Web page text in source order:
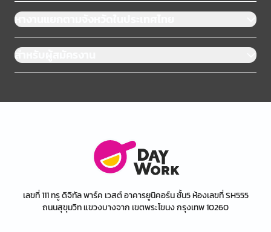
หางานแยกตามจังหวัดในประเทศไทย
สำหรับผู้สมัครงาน
เลขที่ 111 ทรู ดิจิทัล พาร์ค เวสต์ อาคารยูนิคอร์น ชั้น5 ห้องเลขที่ SH555
ถนนสุขุมวิท แขวงบางจาก เขตพระโขนง กรุงเทพ 10260